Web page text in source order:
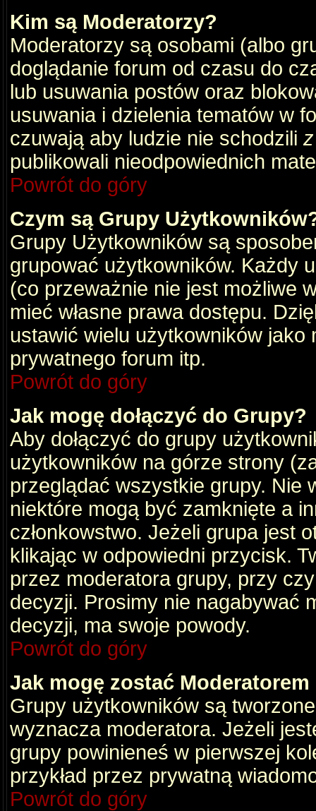
Kim są Moderatorzy?
Moderatorzy są osobami (albo
doglądanie forum od czasu do
lub usuwania postów oraz
usuwania i dzielenia tematów w
czuwają aby ludzie nie schodzili
publikowali nieodpowiednich
Powrót do góry
Czym są Grupy
Grupy Użytkowników są
grupować użytkowników. Każdy
(co przeważnie nie jest możliwe
mieć własne prawa dostępu.
ustawić wielu użytkowników
prywatnego forum itp.
Powrót do góry
Jak mogę dołączyć do Grupy?
Aby dołączyć do grupy
użytkowników na górze strony
przeglądać wszystkie grupy. Nie
niektóre mogą być zamknięte a
członkowstwo. Jeżeli grupa jest
klikając w odpowiedni przycisk.
przez moderatora grupy, przy
decyzji. Prosimy nie nagabywać
decyzji, ma swoje powody.
Powrót do góry
Jak mogę zostać
Grupy użytkowników są
wyznacza moderatora. Jeżeli
grupy powinieneś w pierwszej
przykład przez prywatną
Powrót do góry